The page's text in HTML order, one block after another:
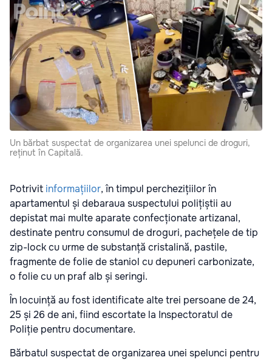
Un bărbat suspectat de organizarea unei spelunci de droguri,
reținut în Capitală.
Potrivit informațiilor, în timpul perchezițiilor în
apartamentul și debaraua suspectului polițiștii au
depistat mai multe aparate confecționate artizanal,
destinate pentru consumul de droguri, pachețele de tip
zip-lock cu urme de substanță cristalină, pastile,
fragmente de folie de staniol cu depuneri carbonizate,
o folie cu un praf alb și seringi.
În locuință au fost identificate alte trei persoane de 24,
25 și 26 de ani, fiind escortate la Inspectoratul de
Poliție pentru documentare.
Bărbatul suspectat de organizarea unei spelunci pentru